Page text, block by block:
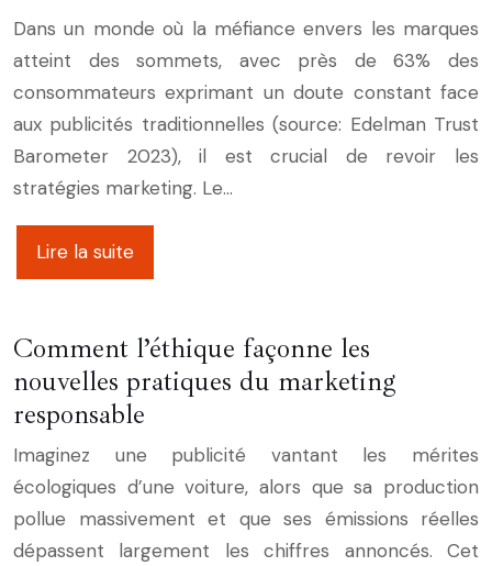
Dans un monde où la méfiance envers les marques
atteint des sommets, avec près de 63% des
consommateurs exprimant un doute constant face
aux publicités traditionnelles (source: Edelman Trust
Barometer 2023), il est crucial de revoir les
stratégies marketing. Le…
Lire la suite
Comment l’éthique façonne les
nouvelles pratiques du marketing
responsable
Imaginez une publicité vantant les mérites
écologiques d’une voiture, alors que sa production
pollue massivement et que ses émissions réelles
dépassent largement les chiffres annoncés. Cet